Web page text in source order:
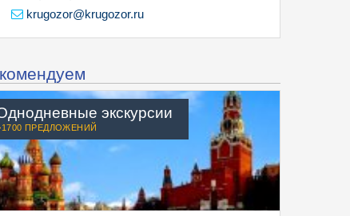
krugozor@krugozor.ru
экскурсии
ПРЕДЛОЖЕНИЙ